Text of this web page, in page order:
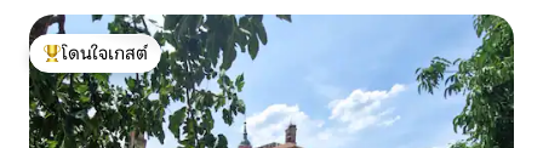
โดนใจเกสต์ที่สุด
โดนใจเกสต์